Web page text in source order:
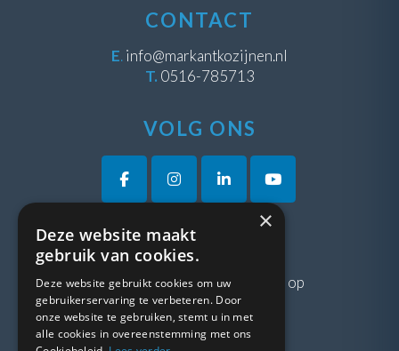
CONTACT
E.info@markantkozijnen.nl
T. 0516-785713
VOLG ONS
VRAGEN?
Neem gerustcontactmet ons op
LINKS
×
Deze website maakt
gebruik van cookies.
Deze website gebruikt cookies om uw
gebruikerservaring te verbeteren. Door
onze website te gebruiken, stemt u in met
alle cookies in overeenstemming met ons